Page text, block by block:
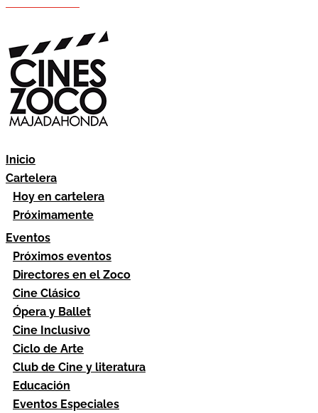
Inicio
Cartelera
Hoy en cartelera
Próximamente
Eventos
Próximos eventos
Directores en el Zoco
Cine Clásico
Ópera y Ballet
Cine Inclusivo
Ciclo de Arte
Club de Cine y literatura
Educación
Eventos Especiales